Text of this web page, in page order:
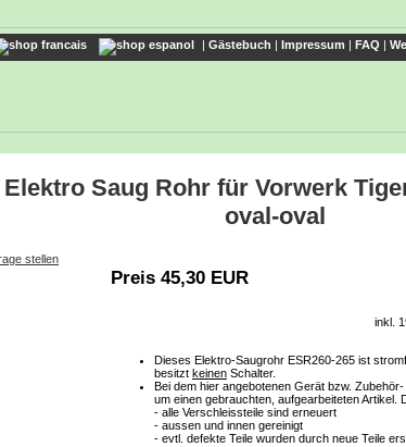
| Gästebuch | Impressum | FAQ |
Elektro Saug Rohr für Vorwerk
oval-oval
stellen
Preis 45,30 EUR
inkl.
Dieses Elektro-Saugrohr ESR260-265 ist
besitzt keinen Schalter.
Bei dem hier angebotenen Gerät bzw.
um einen gebrauchten, aufgearbeiteten Artikel.
- alle Verschleissteile sind erneuert
- aussen und innen gereinigt
- evtl. defekte Teile wurden durch neue Teile